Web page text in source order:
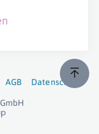
AGB Datenschutz